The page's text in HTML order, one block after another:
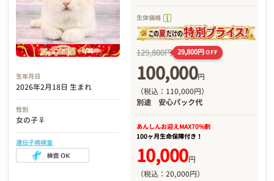
生年月日
2026年2月18日 生まれ
性別
女の子♀
遺伝子病検査
生体価格
129,800円 29,800円OFF
100,000円
（税込：110,000円）
別途 安心パック代
あんしんお迎えMAX70%割
100ヶ月生命保障付き！
10,000円
（税込：20,000円）